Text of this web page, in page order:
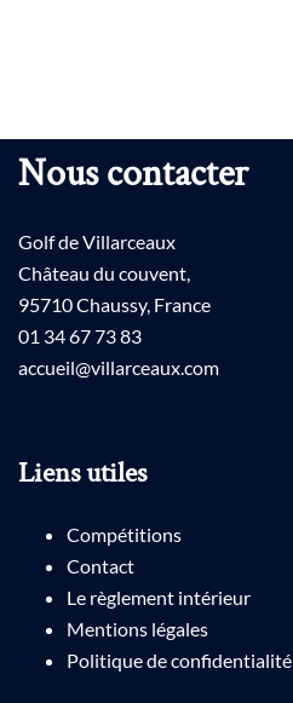
Nous contacter
Golf de Villarceaux
Château du couvent,
95710 Chaussy, France
01 34 67 73 83
accueil@villarceaux.com
Liens utiles
Compétitions
Contact
Le règlement intérieur
Mentions légales
Politique de confidentialité